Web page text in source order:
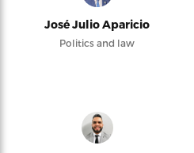
José Julio Aparicio
Politics and law